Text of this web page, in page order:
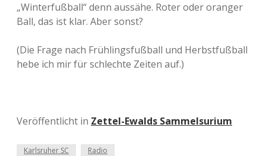
„Winterfußball“ denn aussähe. Roter oder oranger
Ball, das ist klar. Aber sonst?
(Die Frage nach Frühlingsfußball und Herbstfußball
hebe ich mir für schlechte Zeiten auf.)
Veröffentlicht in Zettel-Ewalds Sammelsurium
Karlsruher SC Radio